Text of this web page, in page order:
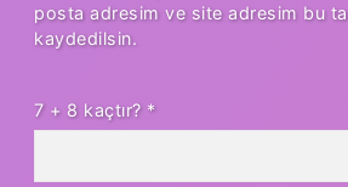
posta adresim ve site adresim bu
kaydedilsin.
7 + 8 kaçtır? *